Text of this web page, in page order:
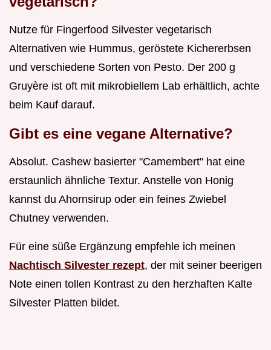
Nutze für Fingerfood Silvester vegetarisch
Alternativen wie Hummus, geröstete Kichererbsen
und verschiedene Sorten von Pesto. Der 200 g
Gruyère ist oft mit mikrobiellem Lab erhältlich, achte
beim Kauf darauf.
Gibt es eine vegane Alternative?
Absolut. Cashew basierter "Camembert" hat eine
erstaunlich ähnliche Textur. Anstelle von Honig
kannst du Ahornsirup oder ein feines Zwiebel
Chutney verwenden.
Für eine süße Ergänzung empfehle ich meinen
Nachtisch Silvester rezept, der mit seiner beerigen
Note einen tollen Kontrast zu den herzhaften Kalte
Silvester Platten bildet.